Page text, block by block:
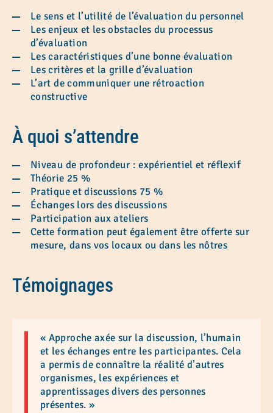
Le sens et l’utilité de l’évaluation du personnel
Les enjeux et les obstacles du processus
d’évaluation
Les caractéristiques d’une bonne évaluation
Les critères et la grille d’évaluation
L’art de communiquer une rétroaction
constructive
À quoi s’attendre
Niveau de profondeur : expérientiel et réflexif
Théorie 25 %
Pratique et discussions 75 %
Échanges lors des discussions
Participation aux ateliers
Cette formation peut également être offerte sur
mesure, dans vos locaux ou dans les nôtres
Témoignages
« Approche axée sur la discussion, l’humain
et les échanges entre les participantes. Cela
a permis de connaître la réalité d’autres
organismes, les expériences et
apprentissages divers des personnes
présentes. »